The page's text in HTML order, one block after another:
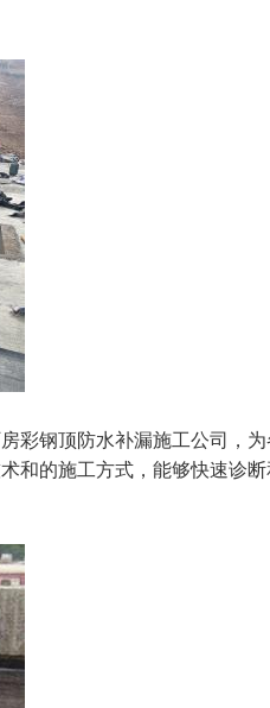
彩钢顶防水补漏施工公司，
和的施工方式，能够快速诊